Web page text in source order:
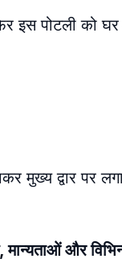
पोटली को घर
मुख्य द्वार पर
और